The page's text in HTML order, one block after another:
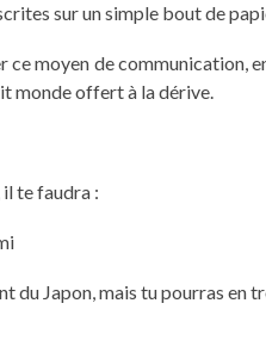
sur un simple bout de
ce moyen de communication,
monde offert à la dérive.
te faudra :
du Japon, mais tu pourras en